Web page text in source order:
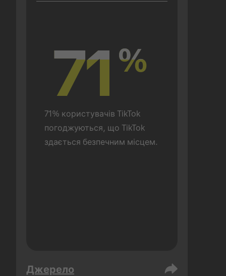
71 %
71 %
71% користувачів TikTok
погоджуються, що TikTok
здається безпечним місцем.
Джерело